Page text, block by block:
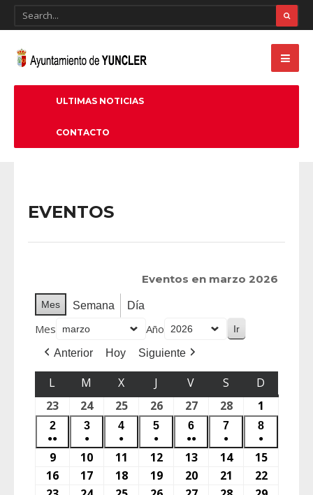
ULTIMAS NOTICIAS
CONTACTO
EVENTOS
Eventos en marzo 2026
Mes Semana Día
Mes Año
Anterior Hoy Siguiente
L M X J V S
D
23
24 25 26 27 28 1
2
●●
3
●
4
●
5
●
6
●●
7
●
8
●
9 10 11 12 13 14
15
16
17 18 19 20 21
22